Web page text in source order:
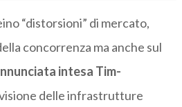
“distorsioni” di mercato,
concorrenza ma anche sul
intesa Tim-
delle infrastrutture